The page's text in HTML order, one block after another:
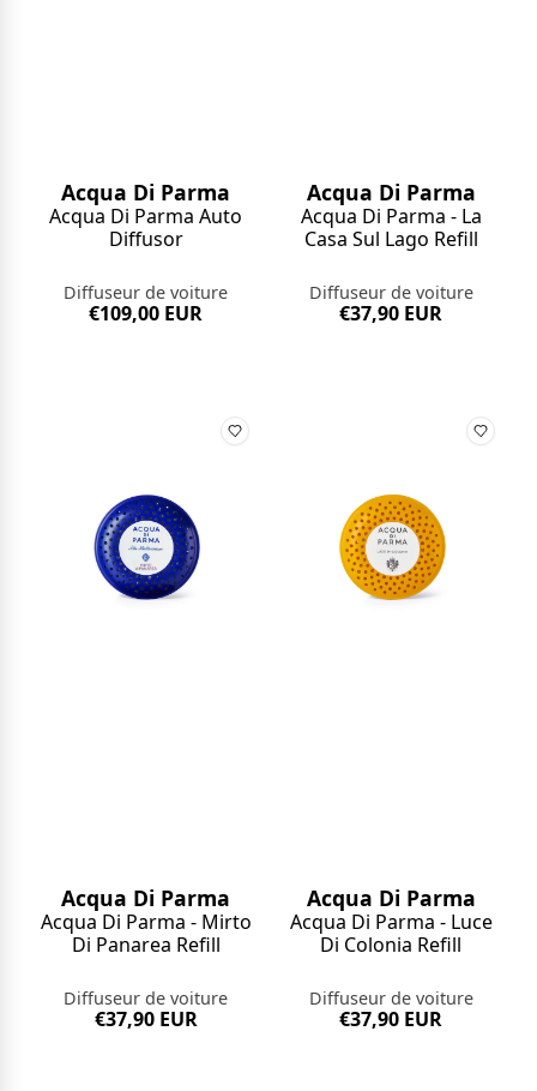
Acqua Di Parma
Acqua Di Parma Auto
Diffusor
Diffuseur de voiture
€109,00 EUR
Acqua Di Parma
Acqua Di Parma - La
Casa Sul Lago Refill
Diffuseur de voiture
€37,90 EUR
Acqua Di Parma
Acqua Di Parma - Mirto
Di Panarea Refill
Diffuseur de voiture
€37,90 EUR
Acqua Di Parma
Acqua Di Parma - Luce
Di Colonia Refill
Diffuseur de voiture
€37,90 EUR